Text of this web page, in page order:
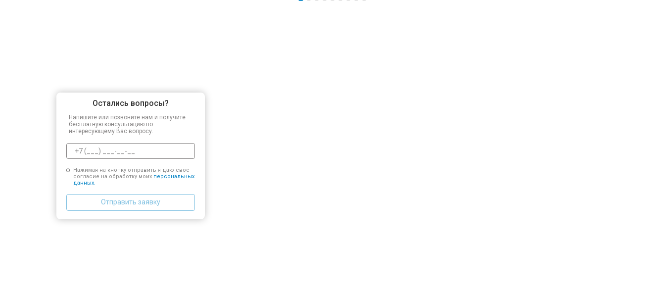
Остались вопросы?
Напишите или позвоните нам и получите
бесплатную консультацию по
интересующему Вас вопросу.
Нажимая на кнопку отправить я даю свое
согласие на обработку моих персональных
данных.
Отправить заявку